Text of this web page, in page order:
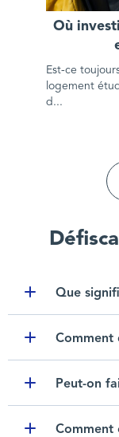
Où investir
Où
Est-ce
logement
d...
Que
Comment
Peut-on
Comment